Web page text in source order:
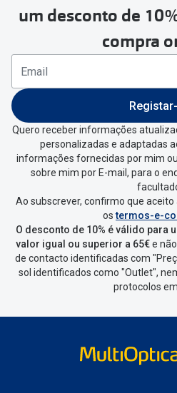
um desconto de
compra
Quero receber informações
personalizadas e adaptadas
informações fornecidas por mim
sobre mim por E-mail, para o
Ao subscrever, confirmo que aceito
ostermos-e-
O desconto de 10% é válido para
valor igual ou superior a 65€e
de contacto identificadas com
sol identificados como "Outlet",
protocolos